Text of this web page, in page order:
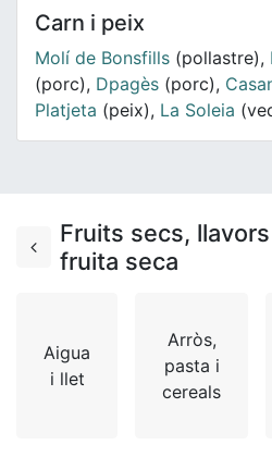
Carn i peix
Molí de Bonsfills (pollastre),
(porc), Dpagès (porc),
Platjeta (peix), La Soleia
Fruits secs,
fruita seca
Aigua
i llet
Arròs,
pasta i
cereals